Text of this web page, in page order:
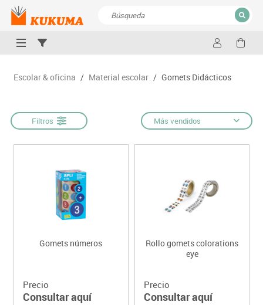
CERRAR
Escolar & oficina / Material escolar / Gomets Didácticos
Filtros Más vendidos
Gomets números
Precio
Consultar aquí
Rollo gomets colorations
eye
Precio
Consultar aquí